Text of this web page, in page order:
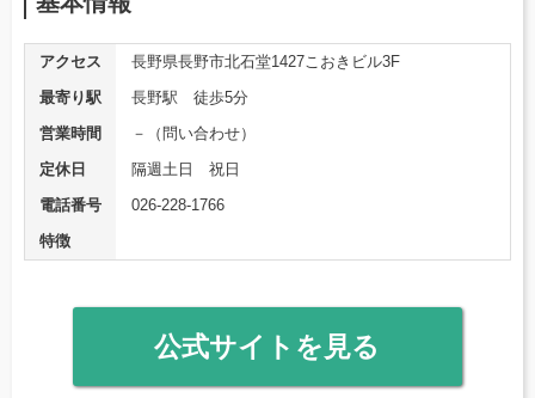
アクセス
長野県長野市北石堂1427こおきビル3F
最寄り駅
長野駅 徒歩5分
営業時間
－（問い合わせ）
定休日
隔週土日 祝日
電話番号
026-228-1766
特徴
公式サイトを見る